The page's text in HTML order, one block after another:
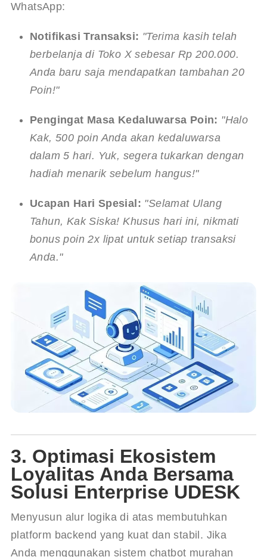
WhatsApp:
Notifikasi Transaksi: "Terima kasih telah
berbelanja di Toko X sebesar Rp 200.000.
Anda baru saja mendapatkan tambahan 20
Poin!"
Pengingat Masa Kedaluwarsa Poin: "Halo
Kak, 500 poin Anda akan kedaluwarsa
dalam 5 hari. Yuk, segera tukarkan dengan
hadiah menarik sebelum hangus!"
Ucapan Hari Spesial: "Selamat Ulang
Tahun, Kak Siska! Khusus hari ini, nikmati
bonus poin 2x lipat untuk setiap transaksi
Anda."
3. Optimasi Ekosistem
Loyalitas Anda Bersama
Solusi Enterprise UDESK
Menyusun alur logika di atas membutuhkan
platform backend yang kuat dan stabil. Jika
Anda menggunakan sistem chatbot murahan